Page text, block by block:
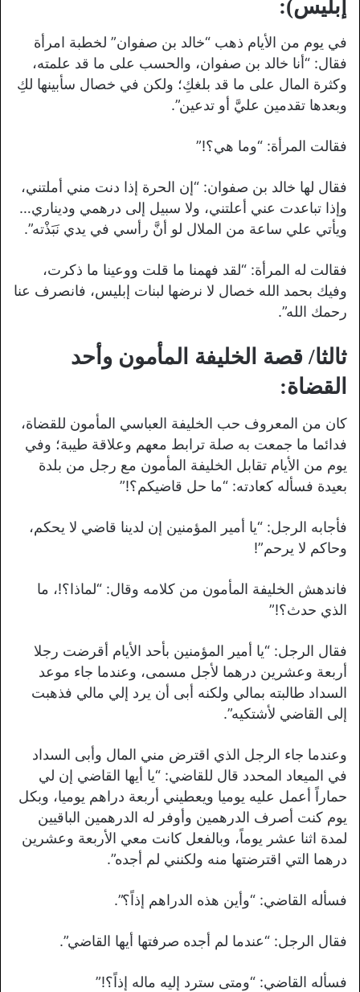
إبليس):
في يوم من الأيام ذهب “خالد بن صفوان” لخطبة امرأة
فقال: “أنا خالد بن صفوان، والحسب على ما قد علمته،
وكثرة المال على ما قد بلغكِ؛ ولكن في خصال سأبينها لكِ
وبعدها تقدمين عليَّ أو تدعين”.
فقالت المرأة: “وما هي؟!”
فقال لها خالد بن صفوان: “إن الحرة إذا دنت مني أملتني،
وإذا تباعدت عني أعلتني، ولا سبيل إلى درهمي وديناري…
ويأتي علي ساعة من الملال لو أنَّ رأسي في يدي نَبَذْته”.
فقالت له المرأة: “لقد فهمنا ما قلت ووعينا ما ذكرت،
وفيك بحمد الله خصال لا نرضها لبنات إبليس، فانصرف عنا
رحمك الله”.
ثالثا/ قصة الخليفة المأمون وأحد
القضاة:
كان من المعروف حب الخليفة العباسي المأمون للقضاة،
فدائما ما جمعت به صلة ترابط معهم وعلاقة طيبة؛ وفي
يوم من الأيام تقابل الخليفة المأمون مع رجل من بلدة
بعيدة فسأله كعادته: “ما حل قاضيكم؟!”
فأجابه الرجل: “يا أمير المؤمنين إن لدينا قاضي لا يحكم،
وحاكم لا يرحم”!
فاندهش الخليفة المأمون من كلامه وقال: “لماذا؟!، ما
الذي حدث؟!”
فقال الرجل: “يا أمير المؤمنين بأحد الأيام أقرضت رجلا
أربعة وعشرين درهما لأجل مسمى، وعندما جاء موعد
السداد طالبته بمالي ولكنه أبى أن يرد إلي مالي فذهبت
إلى القاضي لأشتكيه”.
وعندما جاء الرجل الذي اقترض مني المال وأبى السداد
في الميعاد المحدد قال للقاضي: “يا أيها القاضي إن لي
حماراً أعمل عليه يوميا ويعطيني أربعة دراهم يوميا، وبكل
يوم كنت أصرف الدرهمين وأوفر له الدرهمين الباقيين
لمدة اثنا عشر يوماً، وبالفعل كانت معي الأربعة وعشرين
درهما التي اقترضتها منه ولكنني لم أجده”.
فسأله القاضي: “وأين هذه الدراهم إذاً؟”.
فقال الرجل: “عندما لم أجده صرفتها أيها القاضي”.
فسأله القاضي: “ومتى سترد إليه ماله إذاً؟!”